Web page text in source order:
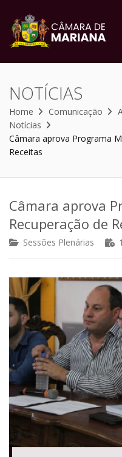
NOTÍCIAS
Home Comunicação
Notícias
Câmara aprova Programa
Receitas
Câmara aprova
Recuperação de
Sessões Plenárias